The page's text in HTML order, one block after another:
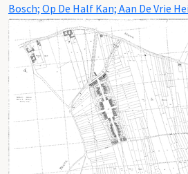
Bosch; Op De Half Kan; Aan De Vrie